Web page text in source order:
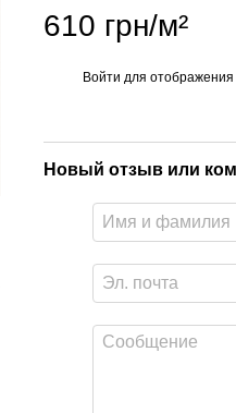
610 грн/м²
Войти для отображения
Новый отзыв или